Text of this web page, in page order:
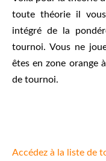
toute théorie il
intégré de la
tournoi. Vous ne
êtes en zone orange
de tournoi.
Accédez à la liste de